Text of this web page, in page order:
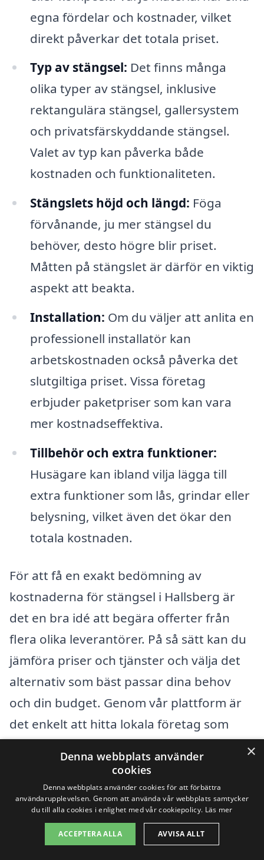
egna fördelar och kostnader, vilket
direkt påverkar det totala priset.
Typ av stängsel: Det finns många
olika typer av stängsel, inklusive
rektangulära stängsel, gallersystem
och privatsfärskyddande stängsel.
Valet av typ kan påverka både
kostnaden och funktionaliteten.
Stängslets höjd och längd: Föga
förvånande, ju mer stängsel du
behöver, desto högre blir priset.
Måtten på stängslet är därför en viktig
aspekt att beakta.
Installation: Om du väljer att anlita en
professionell installatör kan
arbetskostnaden också påverka det
slutgiltiga priset. Vissa företag
erbjuder paketpriser som kan vara
mer kostnadseffektiva.
Tillbehör och extra funktioner:
Husägare kan ibland vilja lägga till
extra funktioner som lås, grindar eller
belysning, vilket även det ökar den
totala kostnaden.
För att få en exakt bedömning av
kostnaderna för stängsel i Hallsberg är
det en bra idé att begära offerter från
flera olika leverantörer. På så sätt kan du
jämföra priser och tjänster och välja det
alternativ som bäst passar dina behov
och din budget. Genom vår plattform är
det enkelt att hitta lokala företag som
erbjuder kvalitetstjänster för stängsel. Att
få flera erbjudanden ger dig dessutom
möjlighet att förhandla och säkerställa att
du får bästa möjliga pris. Tveka inte att
utforska alternativen och ta det första
steget mot ditt nya stängsel i Hallsberg!
×
Denna webbplats använder
cookies
Denna webbplats använder cookies för att förbättra
användarupplevelsen. Genom att använda vår webbplats samtycker
du till alla cookies i enlighet med vår cookiepolicy. Läs mer
ACCEPTERA ALLA AVVISA ALLT